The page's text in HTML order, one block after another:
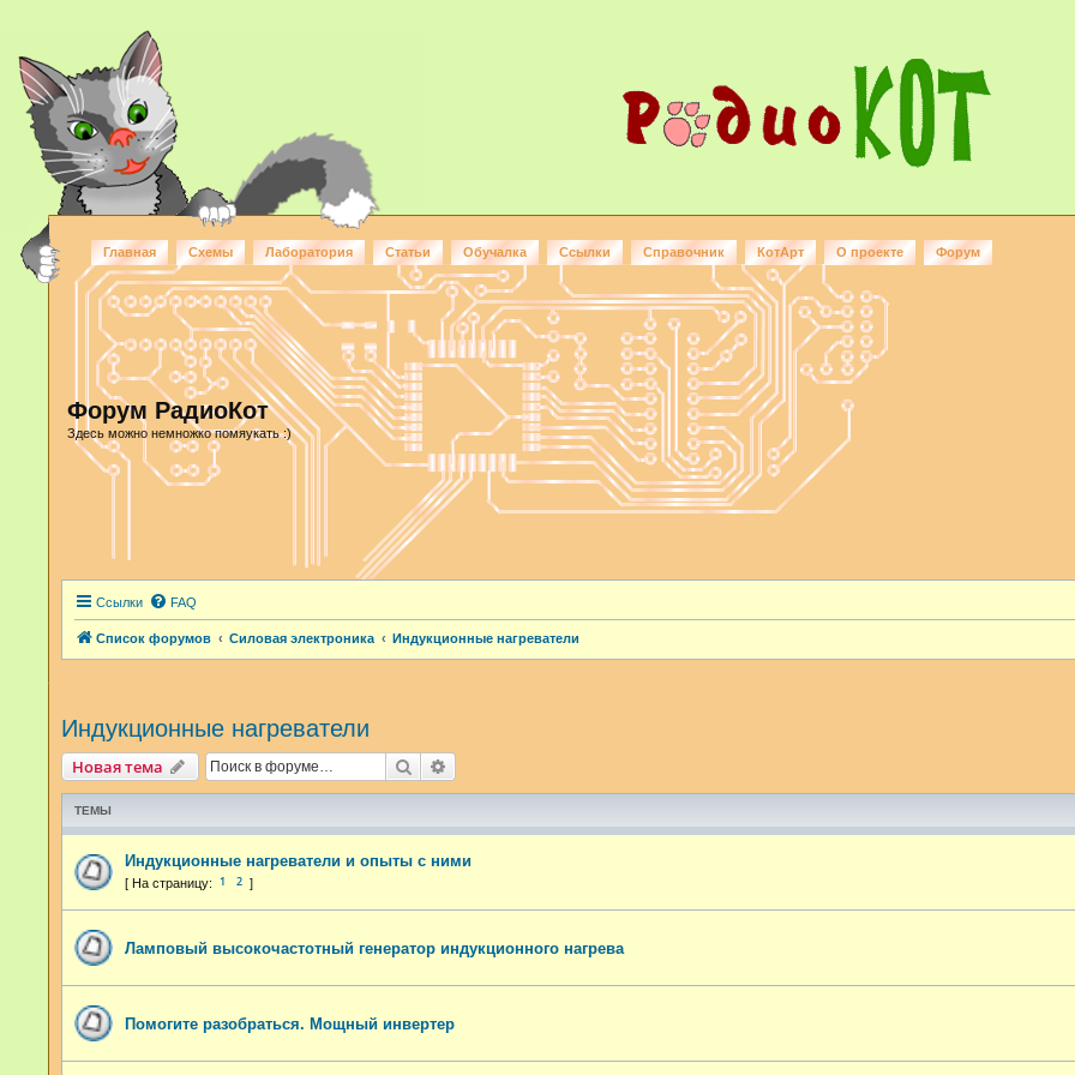
Главная Схемы Лаборатория Статьи Обучалка Ссылки Справочник КотАрт О проекте Форум
Форум РадиоКот
Здесь можно немножко помяукать :)
Ссылки FAQ
Список форумов Силовая электроника Индукционные нагреватели
Индукционные нагреватели
Новая тема Поиск
ТЕМЫ
Индукционные нагреватели и опыты с ними
1 2
Ламповый высокочастотный генератор индукционного нагрева
Помогите разобраться. Мощный инвертер